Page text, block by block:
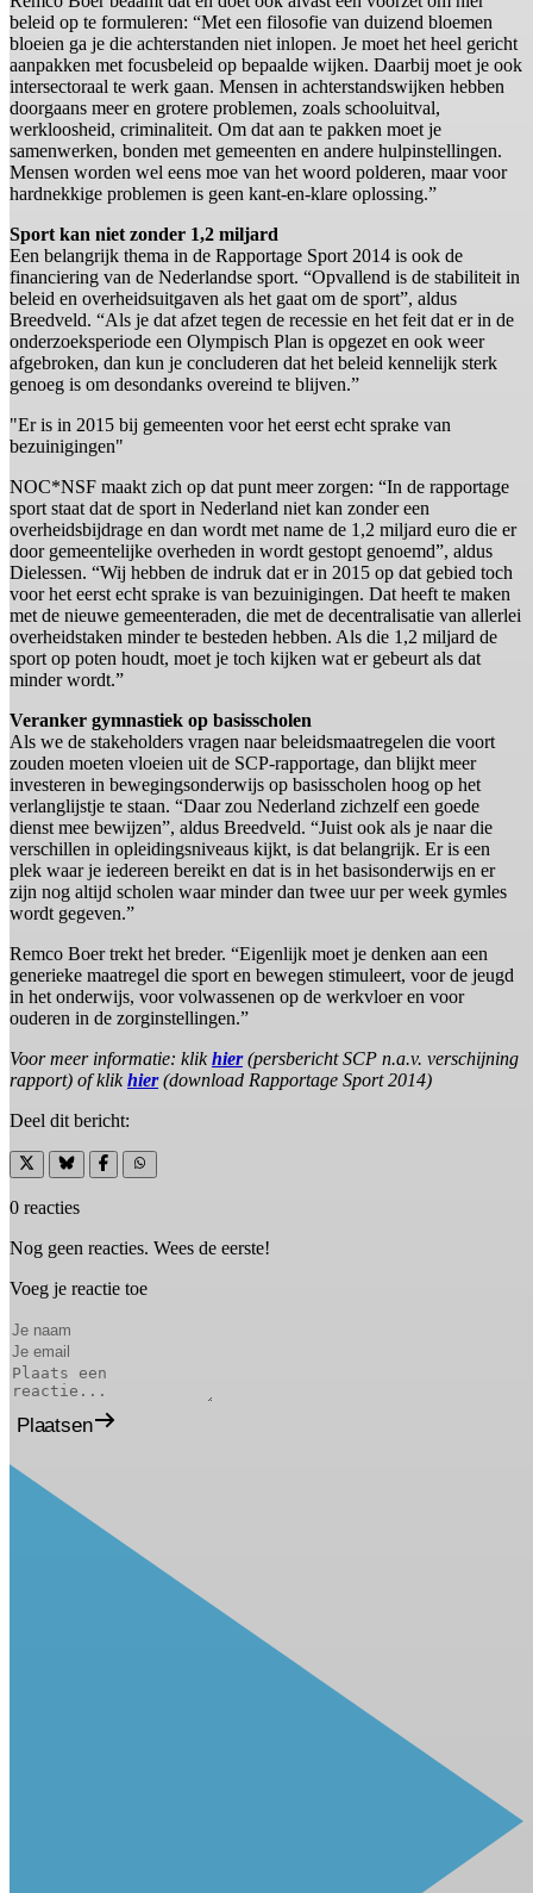
beleid op te formuleren: “Met een filosofie van duizend bloemen
bloeien ga je die achterstanden niet inlopen. Je moet het heel gericht
aanpakken met focusbeleid op bepaalde wijken. Daarbij moet je ook
intersectoraal te werk gaan. Mensen in achterstandswijken hebben
doorgaans meer en grotere problemen, zoals schooluitval,
werkloosheid, criminaliteit. Om dat aan te pakken moet je
samenwerken, bonden met gemeenten en andere hulpinstellingen.
Mensen worden wel eens moe van het woord polderen, maar voor
hardnekkige problemen is geen kant-en-klare oplossing.”
Sport kan niet zonder 1,2 miljard
Een belangrijk thema in de Rapportage Sport 2014 is ook de
financiering van de Nederlandse sport. “Opvallend is de stabiliteit in
beleid en overheidsuitgaven als het gaat om de sport”, aldus
Breedveld. “Als je dat afzet tegen de recessie en het feit dat er in de
onderzoeksperiode een Olympisch Plan is opgezet en ook weer
afgebroken, dan kun je concluderen dat het beleid kennelijk sterk
genoeg is om desondanks overeind te blijven.”
"Er is in 2015 bij gemeenten voor het eerst echt sprake van
bezuinigingen"
NOC*NSF maakt zich op dat punt meer zorgen: “In de rapportage
sport staat dat de sport in Nederland niet kan zonder een
overheidsbijdrage en dan wordt met name de 1,2 miljard euro die er
door gemeentelijke overheden in wordt gestopt genoemd”, aldus
Dielessen. “Wij hebben de indruk dat er in 2015 op dat gebied toch
voor het eerst echt sprake is van bezuinigingen. Dat heeft te maken
met de nieuwe gemeenteraden, die met de decentralisatie van allerlei
overheidstaken minder te besteden hebben. Als die 1,2 miljard de
sport op poten houdt, moet je toch kijken wat er gebeurt als dat
minder wordt.”
Veranker gymnastiek op basisscholen
Als we de stakeholders vragen naar beleidsmaatregelen die voort
zouden moeten vloeien uit de SCP-rapportage, dan blijkt meer
investeren in bewegingsonderwijs op basisscholen hoog op het
verlanglijstje te staan. “Daar zou Nederland zichzelf een goede
dienst mee bewijzen”, aldus Breedveld. “Juist ook als je naar die
verschillen in opleidingsniveaus kijkt, is dat belangrijk. Er is een
plek waar je iedereen bereikt en dat is in het basisonderwijs en er
zijn nog altijd scholen waar minder dan twee uur per week gymles
wordt gegeven.”
Remco Boer trekt het breder. “Eigenlijk moet je denken aan een
generieke maatregel die sport en bewegen stimuleert, voor de jeugd
in het onderwijs, voor volwassenen op de werkvloer en voor
ouderen in de zorginstellingen.”
Voor meer informatie: klikhier(persbericht SCP n.a.v. verschijning
rapport) of klikhier(download Rapportage Sport 2014)
Deel dit bericht:
0 reacties
Nog geen reacties. Wees de eerste!
Voeg je reactie toe
Plaatsen